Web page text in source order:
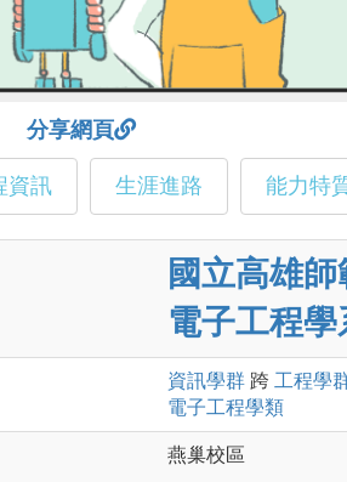
分享網頁
資訊 生涯進路 能力特
國立高雄
電子工程學
資訊學群 跨 工程學
電子工程學類
燕巢校區